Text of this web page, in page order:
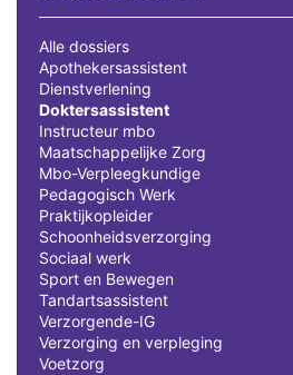
Alle dossiers
Apothekersassistent
Dienstverlening
Doktersassistent
Instructeur mbo
Maatschappelijke Zorg
Mbo-Verpleegkundige
Pedagogisch Werk
Praktijkopleider
Schoonheidsverzorging
Sociaal werk
Sport en Bewegen
Tandartsassistent
Verzorgende-IG
Verzorging en verpleging
Voetzorg